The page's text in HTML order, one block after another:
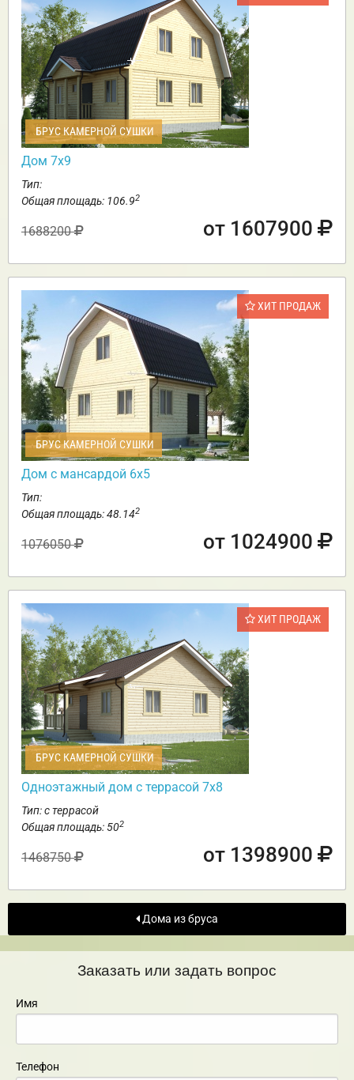
БРУС КАМЕРНОЙ СУШКИ
Дом 7х9
Тип:
Общая площадь: 106.92
1688200 от 1607900
ХИТ ПРОДАЖ
БРУС КАМЕРНОЙ СУШКИ
Дом с мансардой 6х5
Тип:
Общая площадь: 48.142
1076050 от 1024900
ХИТ ПРОДАЖ
БРУС КАМЕРНОЙ СУШКИ
Одноэтажный дом с террасой 7х8
Тип: с террасой
Общая площадь: 502
1468750 от 1398900
Дома из бруса
Заказать или задать вопрос
Имя
Телефон